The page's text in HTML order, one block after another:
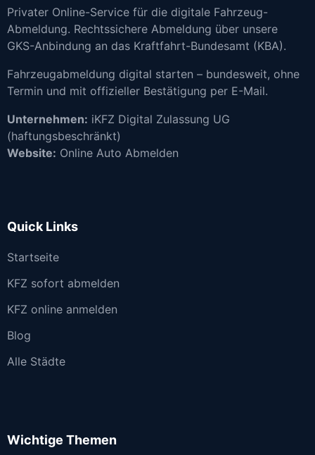
Privater Online-Service für die digitale Fahrzeug-
Abmeldung. Rechtssichere Abmeldung über unsere
GKS-Anbindung an das Kraftfahrt-Bundesamt (KBA).
Fahrzeugabmeldung digital starten – bundesweit, ohne
Termin und mit offizieller Bestätigung per E-Mail.
Unternehmen: iKFZ Digital Zulassung UG
(haftungsbeschränkt)
Website: Online Auto Abmelden
Quick Links
Startseite
KFZ sofort abmelden
KFZ online anmelden
Blog
Alle Städte
Wichtige Themen